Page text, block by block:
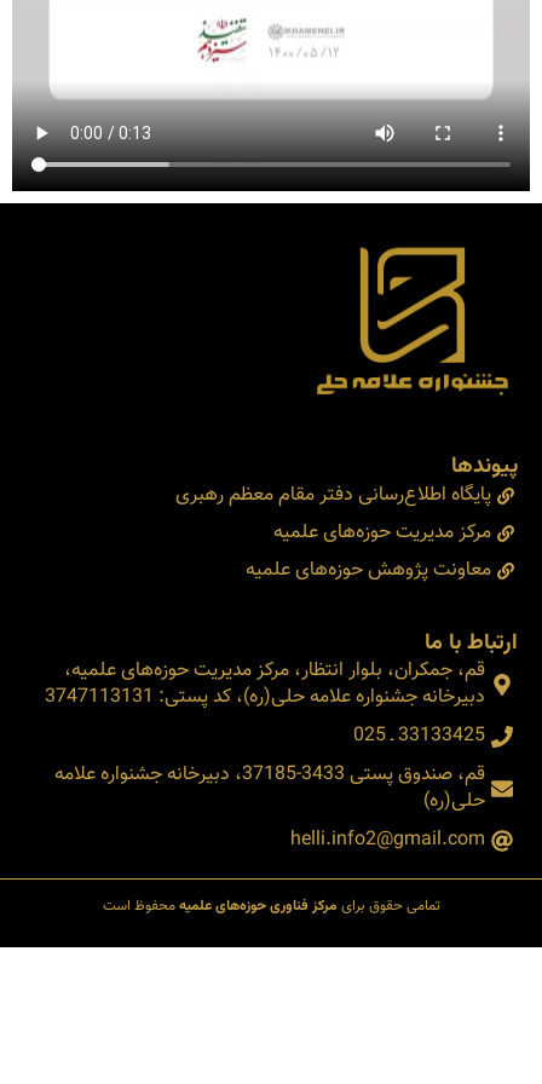
پیوندها
پایگاه اطلاع‌رسانی دفتر مقام معظم رهبری
مرکز مدیریت حوزه‌های علمیه
معاونت پژوهش حوزه‌های علمیه
ارتباط با ما
قم، جمکران، بلوار انتظار، مرکز مدیریت حوزه‌های علمیه،
دبیرخانه جشنواره علامه حلی(ره)، کد پستی: 3747113131
33133425 ـ 025
قم، صندوق پستی 3433-37185، دبیرخانه جشنواره علامه
حلی(ره)
helli.info2@gmail.com
تمامی حقوق برایمرکز فناوری حوزه‌های علمیهمحفوظ است